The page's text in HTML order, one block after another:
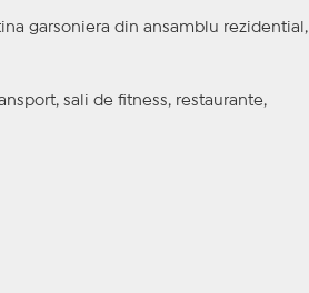
garsoniera din ansamblu rezidential,
sali de fitness, restaurante,